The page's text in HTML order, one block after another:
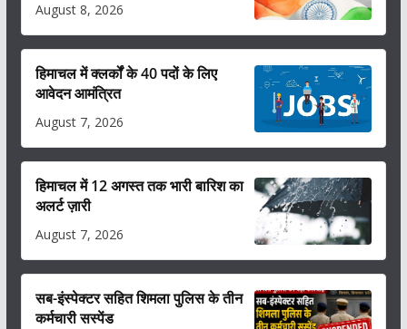
August 8, 2026
हिमाचल में क्लर्कों के 40 पदों के लिए
आवेदन आमंत्रित
August 7, 2026
हिमाचल में 12 अगस्त तक भारी बारिश का
अलर्ट ज़ारी
August 7, 2026
सब-इंस्पेक्टर सहित शिमला पुलिस के तीन
कर्मचारी सस्पेंड